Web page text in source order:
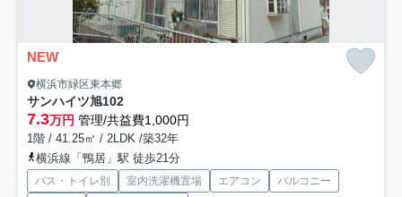
NEW
横浜市緑区東本郷
サンハイツ旭102
7.3万円 管理/共益費1,000円
1階 / 41.25㎡ / 2LDK /築32年
横浜線「鴨居」駅 徒歩21分
バス・トイレ別 室内洗濯機置場 エアコン
バルコニー